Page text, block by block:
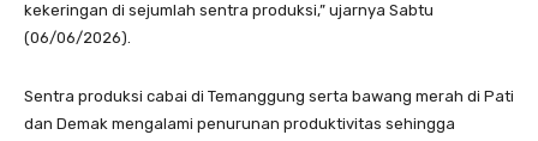
kekeringan di sejumlah sentra produksi,” ujarnya Sabtu
(06/06/2026).
Sentra produksi cabai di Temanggung serta bawang merah di Pati
dan Demak mengalami penurunan produktivitas sehingga